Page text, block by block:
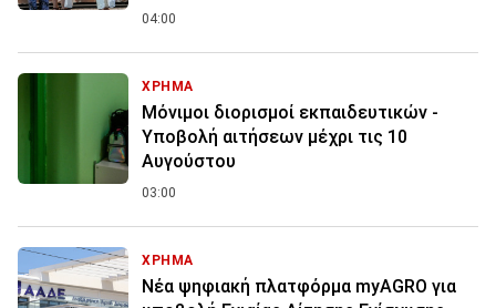
04:00
ΧΡΗΜΑ
Μόνιμοι διορισμοί εκπαιδευτικών -
Υποβολή αιτήσεων μέχρι τις 10
Αυγούστου
03:00
ΧΡΗΜΑ
Νέα ψηφιακή πλατφόρμα myAGRO για